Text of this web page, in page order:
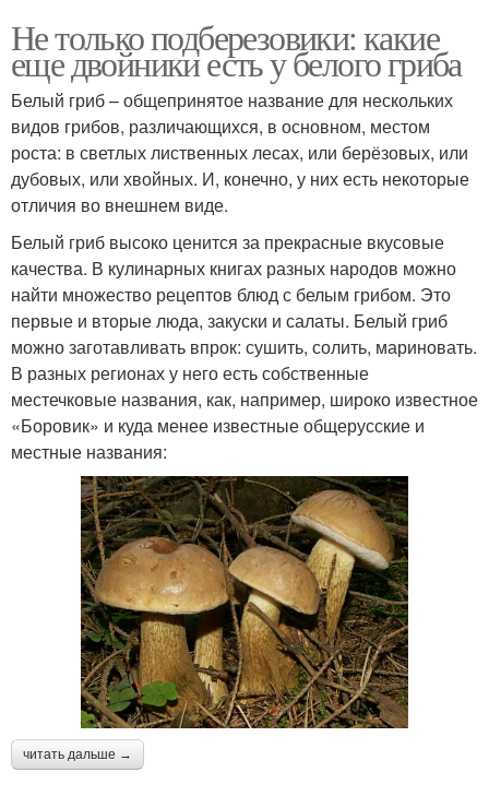
Не только подберезовики: какие
еще двойники есть у белого гриба
Белый гриб – общепринятое название для нескольких
видов грибов, различающихся, в основном, местом
роста: в светлых лиственных лесах, или берёзовых, или
дубовых, или хвойных. И, конечно, у них есть некоторые
отличия во внешнем виде.
Белый гриб высоко ценится за прекрасные вкусовые
качества. В кулинарных книгах разных народов можно
найти множество рецептов блюд с белым грибом. Это
первые и вторые люда, закуски и салаты. Белый гриб
можно заготавливать впрок: сушить, солить, мариновать.
В разных регионах у него есть собственные
местечковые названия, как, например, широко известное
«Боровик» и куда менее известные общерусские и
местные названия:
читать дальше →